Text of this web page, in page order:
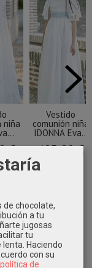
niña
€
Vestido
comunión niña
IDONNA Eva...
405,00 €
de chocolate,
a tu
jugosas
tu
lenta. Haciendo
con su
política de